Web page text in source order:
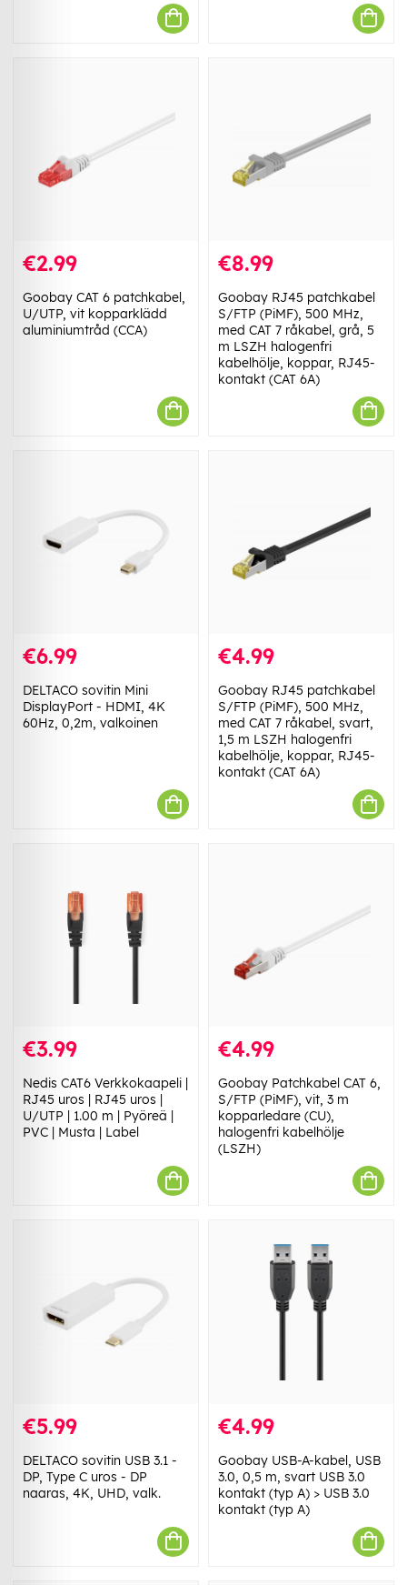
€2.99
Goobay CAT 6 patchkabel,
U/UTP, vit kopparklädd
aluminiumtråd (CCA)
€8.99
Goobay RJ45 patchkabel
S/FTP (PiMF), 500 MHz,
med CAT 7 råkabel, grå, 5
m LSZH halogenfri
kabelhölje, koppar, RJ45-
kontakt (CAT 6A)
€6.99
DELTACO sovitin Mini
DisplayPort - HDMI, 4K
60Hz, 0,2m, valkoinen
€4.99
Goobay RJ45 patchkabel
S/FTP (PiMF), 500 MHz,
med CAT 7 råkabel, svart,
1,5 m LSZH halogenfri
kabelhölje, koppar, RJ45-
kontakt (CAT 6A)
€3.99
Nedis CAT6 Verkkokaapeli |
RJ45 uros | RJ45 uros |
U/UTP | 1.00 m | Pyöreä |
PVC | Musta | Label
€4.99
Goobay Patchkabel CAT 6,
S/FTP (PiMF), vit, 3 m
kopparledare (CU),
halogenfri kabelhölje
(LSZH)
€5.99
DELTACO sovitin USB 3.1 -
DP, Type C uros - DP
naaras, 4K, UHD, valk.
€4.99
Goobay USB-A-kabel, USB
3.0, 0,5 m, svart USB 3.0
kontakt (typ A) > USB 3.0
kontakt (typ A)